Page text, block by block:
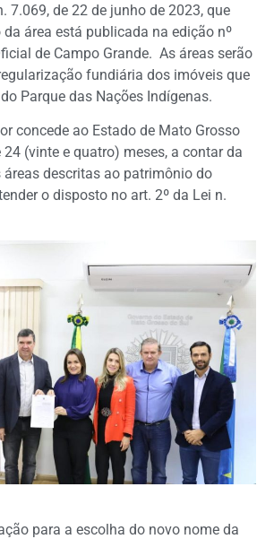
7.069, de 22 de junho de 2023, que
área está publicada na edição nº
de Campo Grande. As áreas serão
fundiária dos imóveis que
Parque das Nações Indígenas.
concede ao Estado de Mato Grosso
(vinte e quatro) meses, a contar da
descritas ao patrimônio do
o disposto no art. 2º da Lei n.
para a escolha do novo nome da